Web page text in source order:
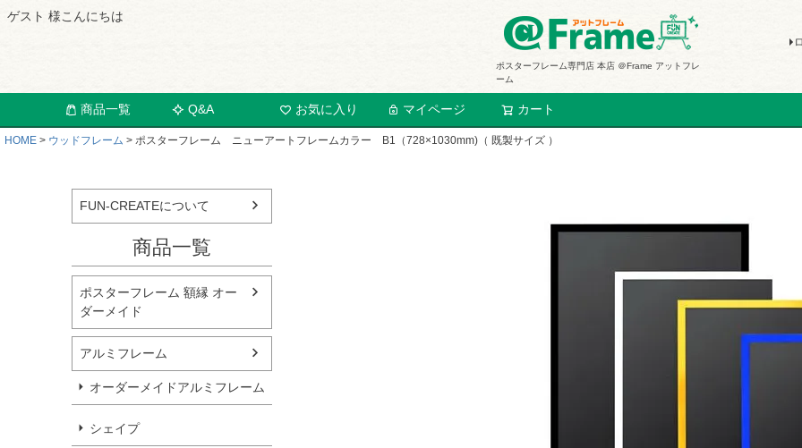
ゲスト 様こんにちは
ポスターフレーム専門店 本店 ＠Frame アットフレ
ーム
商品一覧 Q&A お気に入り マイページ カート
HOME ウッドフレーム ポスターフレーム ニューアートフレームカラー B1（728×1030mm)（ 既製サイズ ）
FUN-CREATEについて
商品一覧
ポスターフレーム 額縁 オー
ダーメイド
アルミフレーム
オーダーメイドアルミフレーム
シェイプ